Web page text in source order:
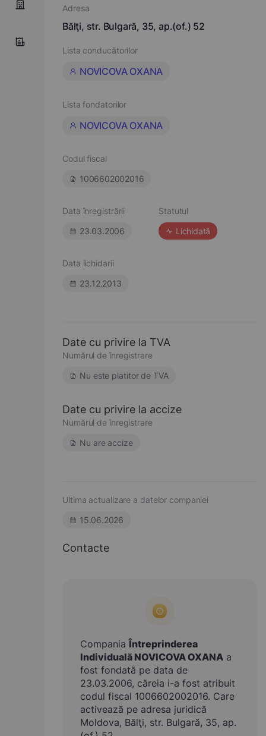
Adresa
Bălţi, str. Bulgară, 35, ap.(of.) 52
Lista conducătorilor
NOVICOVA OXANA
Lista fondatorilor
NOVICOVA OXANA
Codul fiscal
1006602002016
Data înregistrării
23.03.2006
Statutul
Lichidată
Data lichidarii
23.12.2013
Date cu privire la TVA
Numărul de înregistrare
Nu este platitor de TVA
Date cu privire la accize
Numărul de înregistrare
Nu are accize
Ultima actualizare a datelor companiei
15.06.2026
Contacte
CompaniaÎntreprinderea
Individuală NOVICOVA OXANA a
fost fondată pe data de
23.03.2006, căreia i-a fost atribuit
codul fiscal 1006602002016. Care
activează pe adresa juridică
Moldova, Bălţi, str. Bulgară, 35, ap.